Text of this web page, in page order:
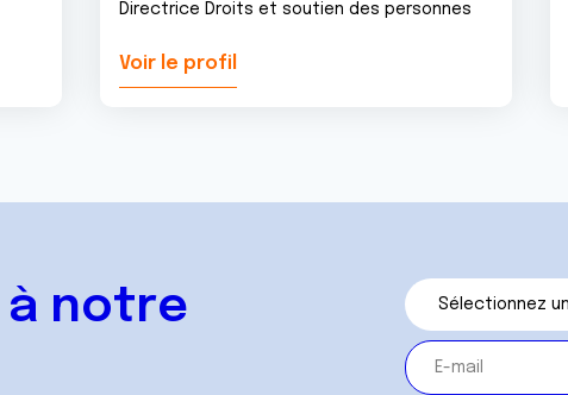
Directrice Droits et soutien des personnes
Voir le profil
à notre